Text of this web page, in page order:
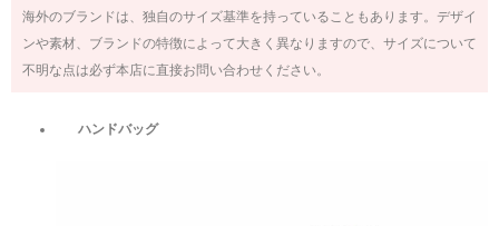
海外のブランドは、独自のサイズ基準を持っていることもあります。デザイ
ンや素材、ブランドの特徴によって大きく異なりますので、サイズについて
不明な点は必ず本店に直接お問い合わせください。
ハンドバッグ